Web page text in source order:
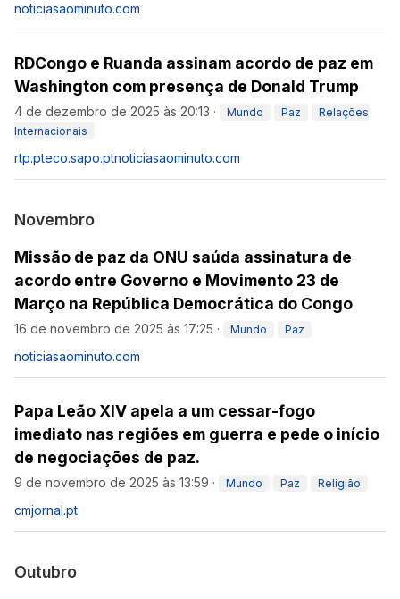
noticiasaominuto.com
RDCongo e Ruanda assinam acordo de paz em
Washington com presença de Donald Trump
4 de dezembro de 2025 às 20:13 · Mundo Paz
Relações
Internacionais
rtp.pteco.sapo.ptnoticiasaominuto.com
Novembro
Missão de paz da ONU saúda assinatura de
acordo entre Governo e Movimento 23 de
Março na República Democrática do Congo
16 de novembro de 2025 às 17:25 · Mundo Paz
noticiasaominuto.com
Papa Leão XIV apela a um cessar-fogo
imediato nas regiões em guerra e pede o início
de negociações de paz.
9 de novembro de 2025 às 13:59 · Mundo Paz Religião
cmjornal.pt
Outubro